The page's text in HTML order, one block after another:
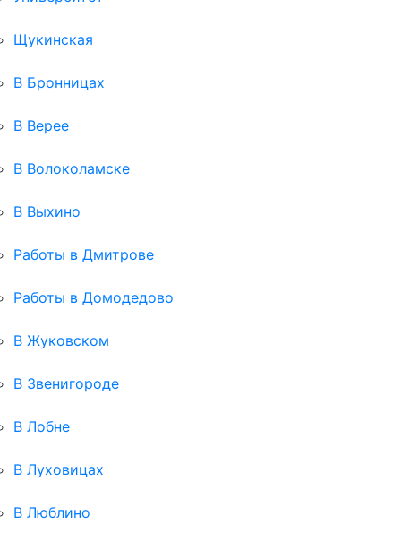
Щукинская
В Бронницах
В Верее
В Волоколамске
В Выхино
Работы в Дмитрове
Работы в Домодедово
В Жуковском
В Звенигороде
В Лобне
В Луховицах
В Люблино